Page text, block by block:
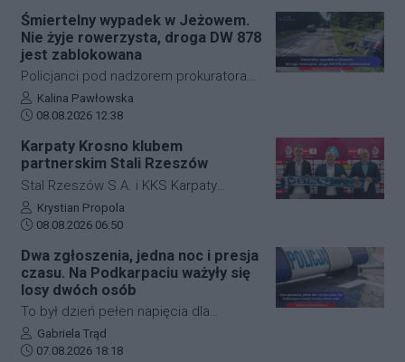
zdarzenie drogowe w miejscowości
Przysieki doprowadziło do utrudnień na
drodze krajowej nr 28. Na miejscu
natychmiast pojawiła się policja, która
wprowadziła zmianę w organizacji
ruchu, by zabezpieczyć teren i uniknąć
Śmiertelny wypadek w Jeżowem.
Nie żyje rowerzysta, droga DW 878
jest zablokowana
Policjanci pod nadzorem prokuratora
ustalają szczegółowe okoliczności
tragicznego wypadku, do którego
Jeżowe w powiecie niżańskim. W
wyniku zderzenia samochodu
osobowego z rowerzystą, śmierć na
miejscu poniósł kierujący jednośladem.
Droga wojewódzka nr 878 jest
całkowicie zablokowana.
Autor artykułu:
Kalina Pawłowska
Data dodania artykułu:
08.08.2026 12:38
Karpaty Krosno klubem
partnerskim Stali Rzeszów
Stal Rzeszów S.A. i KKS Karpaty
Krosno rozpoczęły oficjalną
współpracę. Kluby podpisały
długoterminową umowę partnerską,
która ma obejmować m.in. wymianę
doświadczeń, rozwój szkolenia
młodzieży oraz obserwację i
pozyskiwanie utalentowanych
zawodników z regionu.
Autor artykułu:
Krystian Propola
Data dodania artykułu:
08.08.2026 06:50
Dwa zgłoszenia, jedna noc i presja
czasu. Na Podkarpaciu ważyły się
losy dwóch osób
To był dzień pełen napięcia dla
funkcjonariuszy z powiatu niżańskiego.
W ciągu zaledwie kilkunastu godzin
Autor artykułu:
Gabriela Trąd
Data dodania artykułu:
07.08.2026 18:18